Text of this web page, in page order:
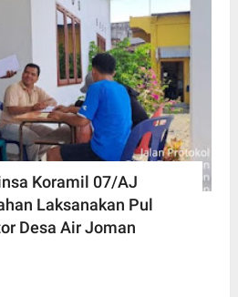
Koramil 07/AJ
Laksanakan Pul
Desa Air Joman